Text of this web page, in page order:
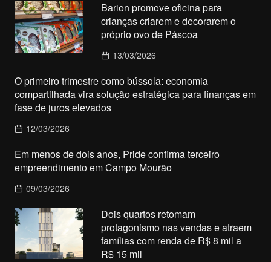
Barion promove oficina para
crianças criarem e decorarem o
próprio ovo de Páscoa
13/03/2026
O primeiro trimestre como bússola: economia
compartilhada vira solução estratégica para finanças em
fase de juros elevados
12/03/2026
Em menos de dois anos, Pride confirma terceiro
empreendimento em Campo Mourão
09/03/2026
Dois quartos retomam
protagonismo nas vendas e atraem
famílias com renda de R$ 8 mil a
R$ 15 mil